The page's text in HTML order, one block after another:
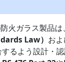
火ガラス製品は、
Law） お
るよう設計・